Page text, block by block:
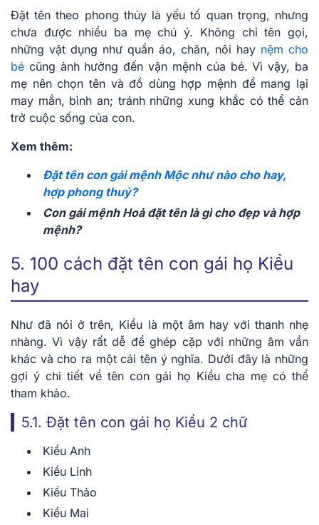
Đặt tên theo phong thủy là yếu tố quan trọng, nhưng
chưa được nhiều ba mẹ chú ý. Không chỉ tên gọi,
những vật dụng như quần áo, chăn, nôi hay nệm cho
bé cũng ảnh hưởng đến vận mệnh của bé. Vì vậy, ba
mẹ nên chọn tên và đồ dùng hợp mệnh để mang lại
may mắn, bình an; tránh những xung khắc có thể cản
trở cuộc sống của con.
Xem thêm:
Đặt tên con gái mệnh Mộc như nào cho hay,
hợp phong thuỷ?
Con gái mệnh Hoả đặt tên là gì cho đẹp và hợp
mệnh?
5. 100 cách đặt tên con gái họ Kiều
hay
Như đã nói ở trên, Kiều là một âm hay với thanh nhẹ
nhàng. Vì vậy rất dễ để ghép cặp với những âm vần
khác và cho ra một cái tên ý nghĩa. Dưới đây là những
gợi ý chi tiết về tên con gái họ Kiều cha mẹ có thể
tham khảo.
5.1. ​​Đặt tên con gái họ Kiều 2 chữ
Kiều Anh
Kiều Linh
Kiều Thảo
Kiều Mai